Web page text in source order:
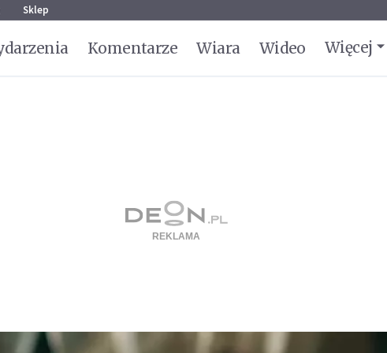
Sklep
Komentarze Wiara Wideo Więcej